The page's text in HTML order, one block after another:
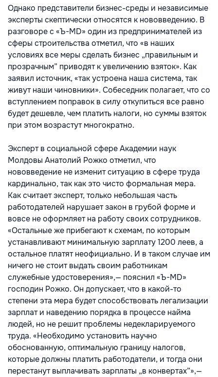
Однако представители бизнес-среды и независимые
эксперты скептически относятся к нововведению. В
разговоре с «Ъ-MD» один из предпринимателей из
сферы строительства отметил, что «в наших
условиях все меры сделать бизнес „правильным и
прозрачным” приводят к увеличению взяток». Как
заявил источник, «так устроена наша система, так
живут наши чиновники». Собеседник полагает, что со
вступлением поправок в силу откупиться все равно
будет дешевле, чем платить налоги, но суммы взяток
при этом возрастут многократно.
Эксперт в социальной сфере Академии наук
Молдовы Анатолий Рожко отметил, что
нововведение не изменит ситуацию в сфере труда
кардинально, так как это чисто формальная мера.
Как считает эксперт, только небольшая часть
работодателей нарушает закон в грубой форме и
вовсе не оформляет на работу своих сотрудников.
«Остальные же прибегают к схемам, по которым
устанавливают минимальную зарплату 1200 леев, а
остальное платят неофициально. И в таком случае им
ничего не стоит выдать своим работникам
служебные удостоверения»,— пояснил «Ъ-MD»
господин Рожко. Он допускает, что в какой-то
степени эта мера будет способствовать легализации
зарплат и наведению порядка в процессе найма
людей, но не решит проблемы недекларируемого
труда. «Необходимо установить научно
обоснованную, оптимальную границу налогов,
которые должны платить работодатели, и тогда они
перестанут выплачивать зарплаты „в конвертах”»,—